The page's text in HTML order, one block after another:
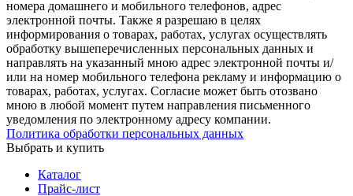
номера домашнего и мобильного телефонов, адрес
электронной почты. Также я разрешаю в целях
информирования о товарах, работах, услугах осуществлять
обработку вышеперечисленных персональных данных и
направлять на указанный мною адрес электронной почты и/
или на номер мобильного телефона рекламу и информацию о
товарах, работах, услугах. Согласие может быть отозвано
мною в любой момент путем направления письменного
уведомления по электронному адресу компании.
Политика обработки персональных данных
Выбрать и купить
Каталог
Прайс-лист